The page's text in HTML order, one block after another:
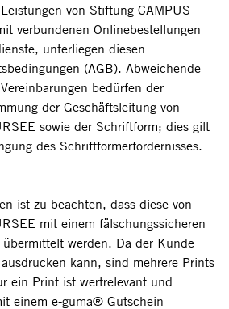
von Stiftung CAMPUS
verbundenen Onlinebestellungen
unterliegen diesen
(AGB). Abweichende
bedürfen der
der Geschäftsleitung von
sowie der Schriftform; dies gilt
des Schriftformerfordernisses.
ist zu beachten, dass diese von
mit einem fälschungssicheren
werden. Da der Kunde
kann, sind mehrere Prints
ein Print ist wertrelevant und
einem e-guma® Gutschein